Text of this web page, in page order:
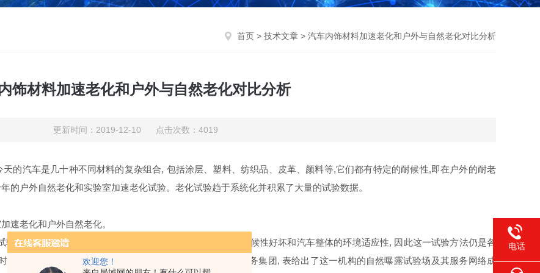
欢迎您！
首页 > 技术文章 > 汽车内饰材料加速老化和户外与自然老化对比分析
饰材料加速老化和户外与自然老化对比分析
更新时间：2019-12-10 点击次数：4019
的汽车是几十种不同材料的复杂组合, 包括涂层、塑料、纺织品、皮革、颜料等,它们都有特定的耐候性,即在户外的耐老
的户外自然老化和实验室加速老化试验。老化试验趋于系统化并积累了大量的试验数据。
速老化和户外自然老化。
耗时比较长, 一般要 年时间, 但因其结果能够说明材料的耐候性好坏和汽车整体的环境适应性, 因此这一试验方法仍是各
。目前上规模很大的自然曝露试验服务网络属于美国气候服务集团, 表给出了这一机构的自然曝露试验场及其服务网络成
电话